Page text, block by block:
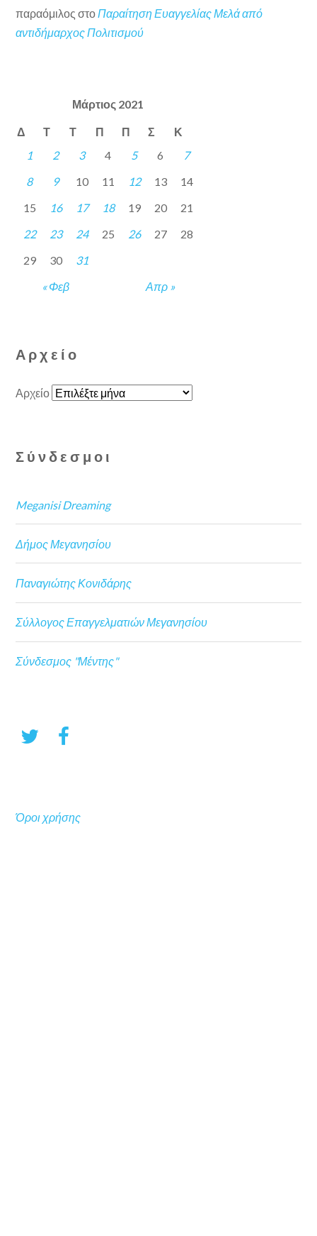
παραόμιλος στοΠαραίτηση Ευαγγελίας Μελά από
αντιδήμαρχος Πολιτισμού
Μάρτιος 2021
Δ Τ Τ Π Π Σ Κ
« Φεβ Απρ »
1 2 3 4 5 6
7
8
9 10 11 12 13
14
15
16 17 18 19 20
21
22
23 24 25 26 27
28
29
30 31
Αρχείο
Αρχείο
Σύνδεσμοι
Meganisi Dreaming
Δήμος Μεγανησίου
Παναγιώτης Κονιδάρης
Σύλλογος Επαγγελματιών Μεγανησίου
Σύνδεσμος "Μέντης"
Όροι χρήσης